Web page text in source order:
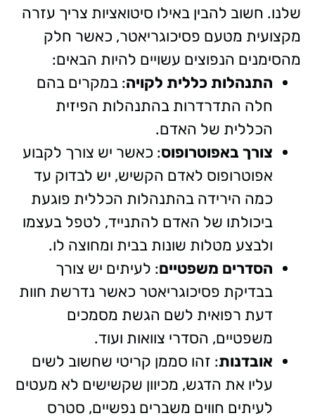
שלנו. חשוב להבין באילו סיטואציות צריך עזרה
מקצועית מטעם פסיכוגריאטר, כאשר חלק
מהסימנים הנפוצים עשויים להיות הבאים:
התנהלות כללית לקויה: במקרים בהם
חלה התדרדרות בהתנהלות הפיזית
הכללית של האדם.
צורך באפוטרופוס: כאשר יש צורך לקבוע
אפוטרופוס לאדם הקשיש, יש לבדוק עד
כמה הירידה בהתנהלות הכללית פוגעת
ביכולתו של האדם להתנייד, לטפל בעצמו
ולבצע מטלות שונות בבית ומחוצה לו.
הסדרים משפטיים: לעיתים יש צורך
בבדיקת פסיכוגריאטר כאשר נדרשת חוות
דעת רפואית לשם הגשת מסמכים
משפטיים, הסדרי צוואות ועוד.
אובדנות: זהו סממן קריטי שחשוב לשים
עליו את הדגש, מכיוון שקשישים לא מעטים
לעיתים חווים משברים נפשיים, סטרס